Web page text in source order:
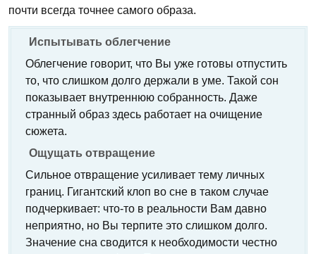
почти всегда точнее самого образа.
Испытывать облегчение
Облегчение говорит, что Вы уже готовы отпустить
то, что слишком долго держали в уме. Такой сон
показывает внутреннюю собранность. Даже
странный образ здесь работает на очищение
сюжета.
Ощущать отвращение
Сильное отвращение усиливает тему личных
границ. Гигантский клоп во сне в таком случае
подчеркивает: что-то в реальности Вам давно
неприятно, но Вы терпите это слишком долго.
Значение сна сводится к необходимости честно